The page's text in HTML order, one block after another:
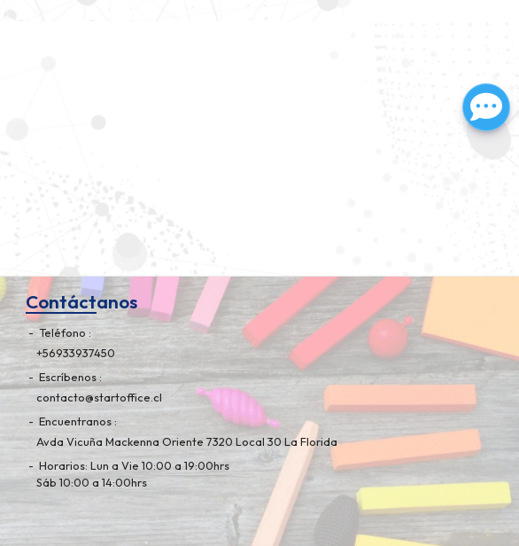
Contáctanos
Teléfono
+56933937450
Escríbenos
contacto@startoffice.cl
Encuentranos
Avda Vicuña Mackenna Oriente 7320 Local 30 La Florida
Horarios: Lun a Vie 10:00 a 19:00hrs
Sáb 10:00 a 14:00hrs